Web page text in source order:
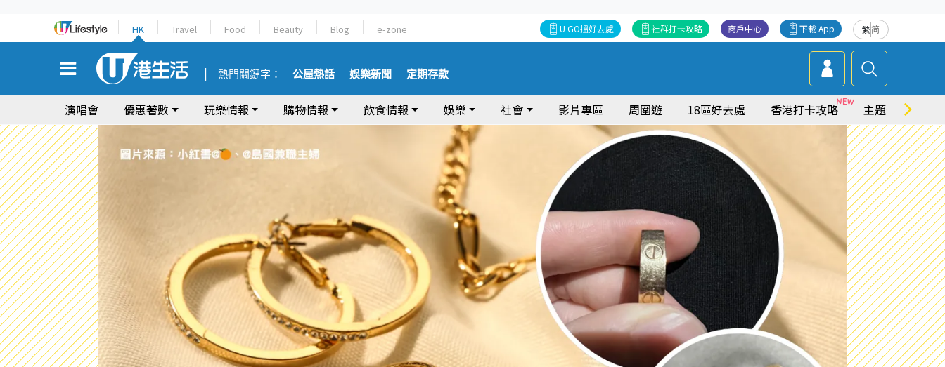
HK Travel Food Beauty Blog e-zone 繁简
下載 App
商戶中心
社群打卡攻略
U GO搵好去處
熱門關鍵字： 公屋熱話 娛樂新聞 定期存款
演唱會 優惠著數 玩樂情報 購物情報 飲食情報 娛樂 社會 影片專區 周圍遊 18區好去處 香港打卡攻略 主題特集